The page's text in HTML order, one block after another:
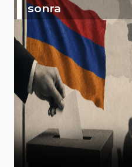
sonra